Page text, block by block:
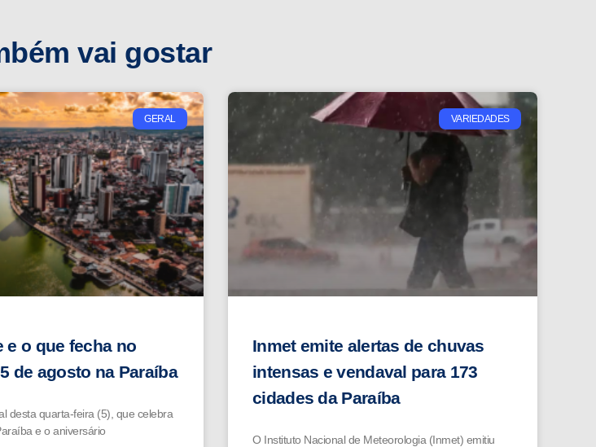
vai gostar
GERAL
e o que fecha no
de agosto na Paraíba
desta quarta-feira (5), que celebra
e o aniversário
VARIEDADES
Inmet emite alertas de chuvas
intensas e vendaval para 173
cidades da Paraíba
O Instituto Nacional de Meteorologia (Inmet) emitiu